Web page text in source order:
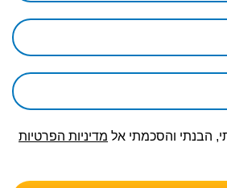
הבנתי והסכמתי אל מדיניות הפרטיות